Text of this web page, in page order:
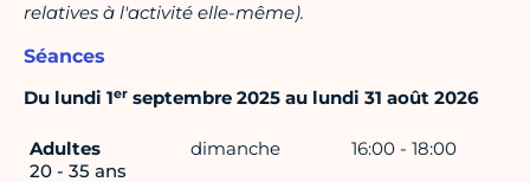
relatives à l'activité elle-même).
Séances
Du lundi 1er septembre 2025 au lundi 31 août 2026
Adultes
20 - 35 ans
dimanche 16:00 - 18:00